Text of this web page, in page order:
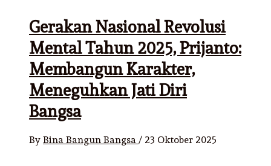
Gerakan Nasional Revolusi
Mental Tahun 2025, Prijanto:
Membangun Karakter,
Meneguhkan Jati Diri
Bangsa
By Bina Bangun Bangsa / 23 Oktober 2025